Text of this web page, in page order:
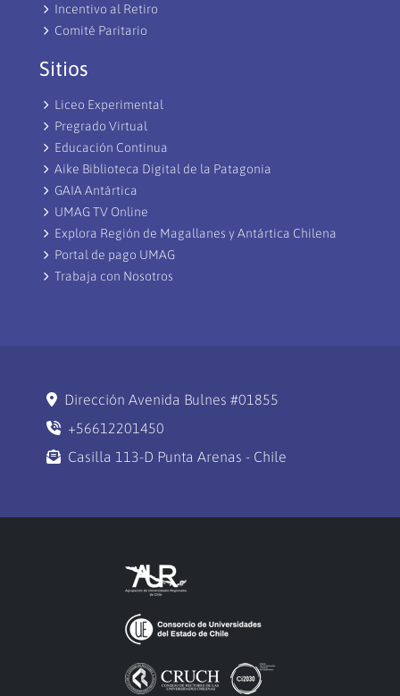
Incentivo al Retiro
Comité Paritario
Sitios
Liceo Experimental
Pregrado Virtual
Educación Continua
Aike Biblioteca Digital de la Patagonia
GAIA Antártica
UMAG TV Online
Explora Región de Magallanes y Antártica Chilena
Portal de pago UMAG
Trabaja con Nosotros
Dirección Avenida Bulnes #01855
+56612201450
Casilla 113-D Punta Arenas - Chile